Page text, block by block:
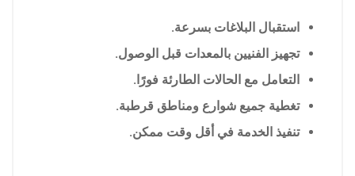
استقبال البلاغات بسرعة.
تجهيز الفنيين بالمعدات قبل الوصول.
التعامل مع الحالات الطارئة فورًا.
تغطية جميع شوارع ومناطق قرطبة.
تنفيذ الخدمة في أقل وقت ممكن.